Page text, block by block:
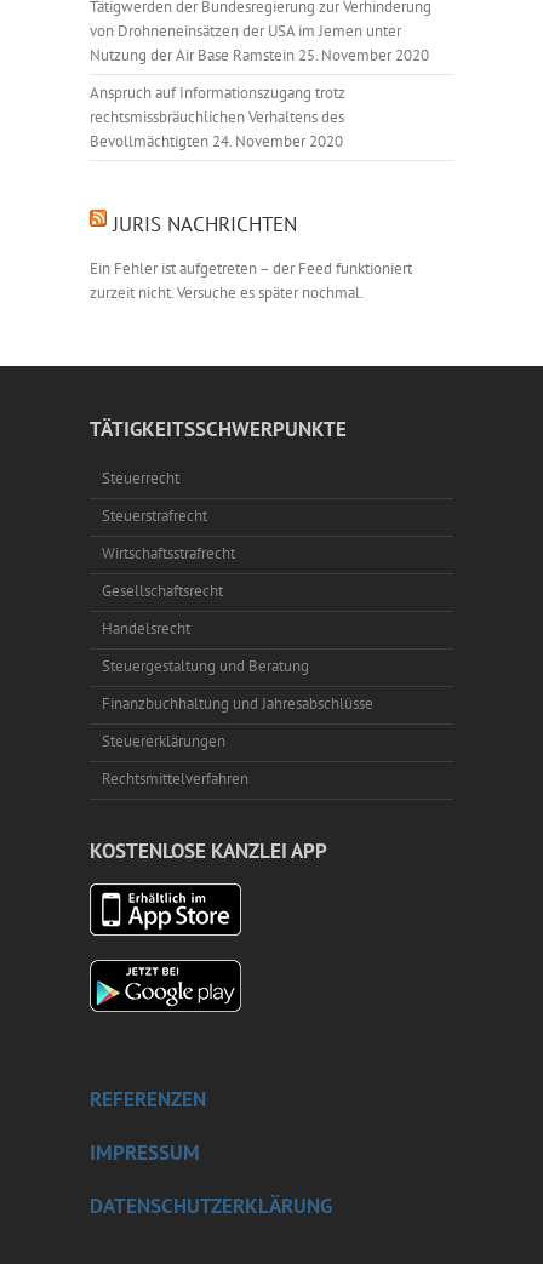
Tätigwerden der Bundesregierung zur Verhinderung
von Drohneneinsätzen der USA im Jemen unter
Nutzung der Air Base Ramstein 25. November 2020
Anspruch auf Informationszugang trotz
rechtsmissbräuchlichen Verhaltens des
Bevollmächtigten 24. November 2020
JURIS NACHRICHTEN
Ein Fehler ist aufgetreten – der Feed funktioniert
zurzeit nicht. Versuche es später nochmal.
TÄTIGKEITSSCHWERPUNKTE
Steuerrecht
Steuerstrafrecht
Wirtschaftsstrafrecht
Gesellschaftsrecht
Handelsrecht
Steuergestaltung und Beratung
Finanzbuchhaltung und Jahresabschlüsse
Steuererklärungen
Rechtsmittelverfahren
KOSTENLOSE KANZLEI APP
REFERENZEN
IMPRESSUM
DATENSCHUTZERKLÄRUNG